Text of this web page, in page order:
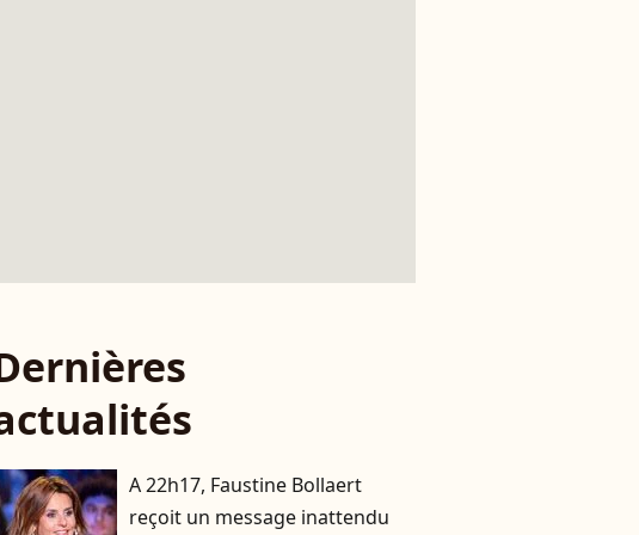
A 22h17, Faustine Bollaert
reçoit un message inattendu